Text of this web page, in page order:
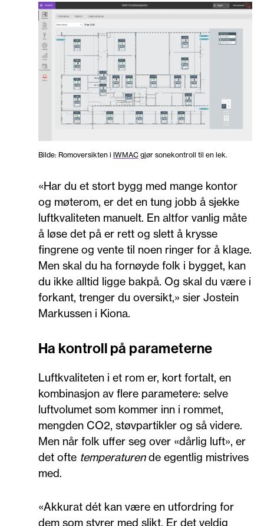
Bilde: Romoversikten i IWMAC gjør sonekontroll til en lek.
«Har du et stort bygg med mange kontor
og møterom, er det en tung jobb å sjekke
luftkvaliteten manuelt. En altfor vanlig måte
å løse det på er rett og slett å krysse
fingrene og vente til noen ringer for å klage.
Men skal du ha fornøyde folk i bygget, kan
du ikke alltid ligge bakpå. Og skal du være i
forkant, trenger du oversikt,» sier Jostein
Markussen i Kiona.
Ha kontroll på parameterne
Luftkvaliteten i et rom er, kort fortalt, en
kombinasjon av flere parametere: selve
luftvolumet som kommer inn i rommet,
mengden CO2, støvpartikler og så videre.
Men når folk uffer seg over «dårlig luft», er
det ofte temperaturende egentlig mistrives
med.
«Akkurat dét kan være en utfordring for
dem som styrer med slikt. Er det veldig